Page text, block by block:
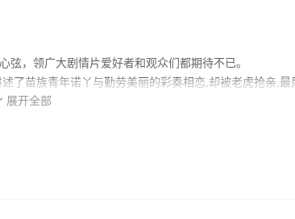
，领广大剧情片爱好者和观众们都期待不已。
了苗族青年诺丫与勤劳美丽的彩奏相恋,却被老虎抢亲,最
一面,向观众呈现了坚强勇敢、不怕牺牲、坚守坚贞不渝的
展开全部